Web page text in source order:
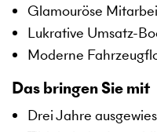
Glamouröse
Lukrative Umsatz-
Moderne
Das bringen Sie mit
Drei Jahre